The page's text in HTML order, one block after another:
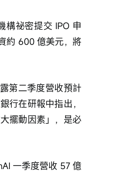
構祕密提交 IPO 申
約 600 億美元，將
第二季度營收預計
行在研報中指出，
擺動因素」，是必
一季度營收 57 億